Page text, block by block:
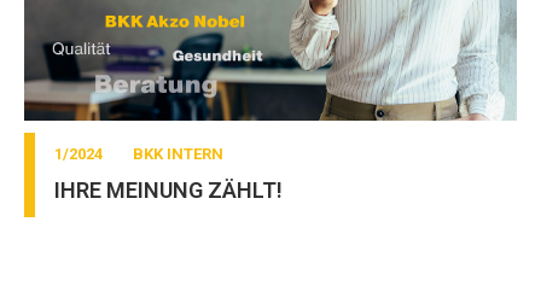
1/2024 BKK INTERN
IHRE MEINUNG ZÄHLT!